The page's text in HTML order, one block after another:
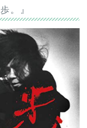
。』